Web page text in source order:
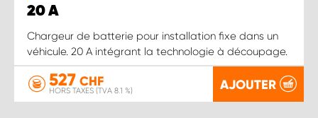
20 A
Chargeur de batterie pour installation fixe dans un
véhicule. 20 A intégrant la technologie à découpage.
527 CHF
HORS TAXES (TVA 8.1 %) AJOUTER